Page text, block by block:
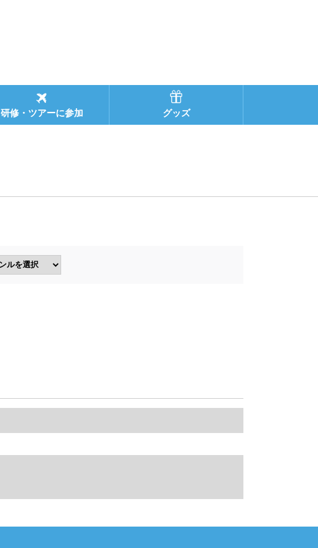
研修・ツアーに参加 グッズ